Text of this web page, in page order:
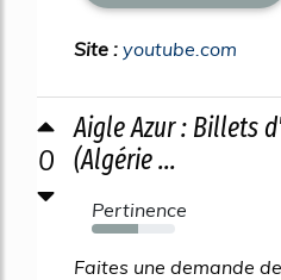
Site : youtube.com
0
Aigle Azur : Billets
(Algérie ...
Pertinence
56%
Faites une demande